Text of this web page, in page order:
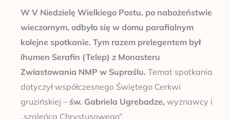
W V Niedzielę Wielkiego Postu, po nabożeństwie
wieczornym, odbyło się w domu parafialnym
kolejne spotkanie. Tym razem prelegentem był
ihumen Serafin (Telep) z Monasteru
Zwiastowania NMP w Supraślu. Temat spotkania
dotyczył współczesnego Świętego Cerkwi
gruzińskiej – św. Gabriela Ugrebadze, wyznawcy i
„szaleńca Chrystusowego”.